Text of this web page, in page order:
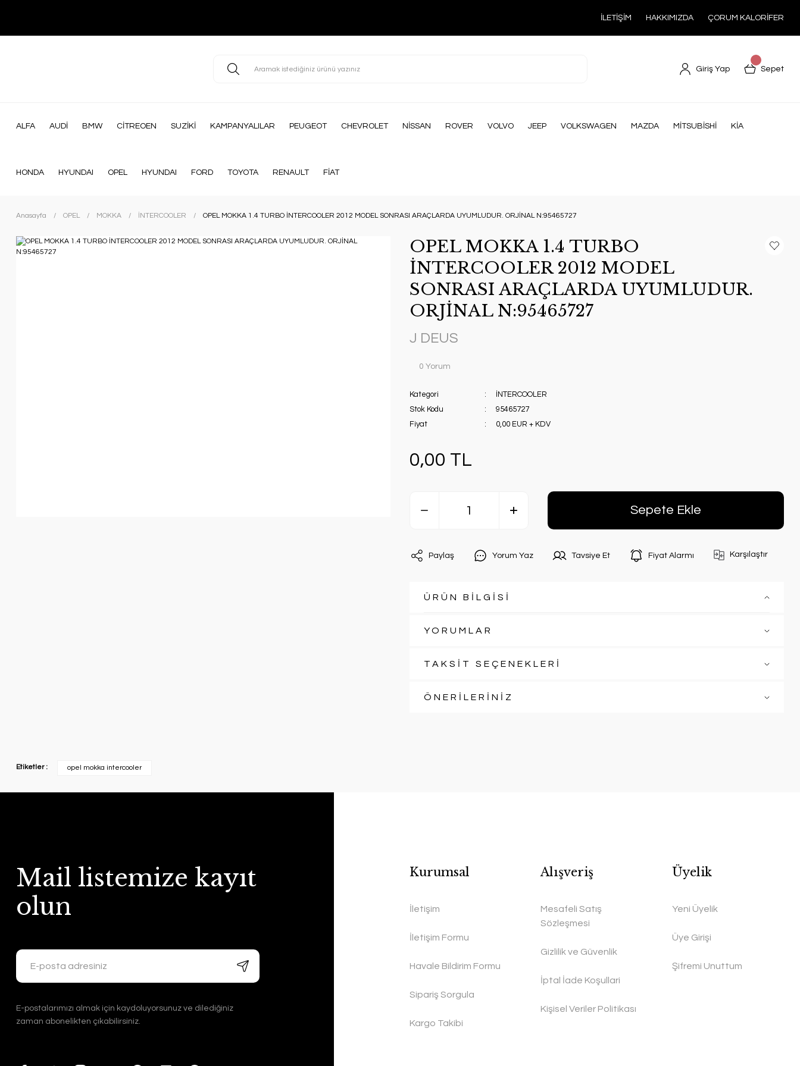
İLETİŞİM HAKKIMIZDA ÇORUM KALORİFER
Giriş Yap Sepet
ALFA AUDİ BMW CİTREOEN SUZİKİ KAMPANYALILAR PEUGEOT CHEVROLET NİSSAN ROVER VOLVO JEEP VOLKSWAGEN MAZDA MİTSUBİSHİ KİA
HONDA HYUNDAI OPEL HYUNDAI FORD TOYOTA RENAULT FİAT
Anasayfa OPEL MOKKA İNTERCOOLER OPEL MOKKA 1.4 TURBO İNTERCOOLER 2012 MODEL SONRASI ARAÇLARDA UYUMLUDUR. ORJİNAL N:95465727
OPEL MOKKA 1.4 TURBO
İNTERCOOLER 2012 MODEL
SONRASI ARAÇLARDA UYUMLUDUR.
ORJİNAL N:95465727
J DEUS
0 Yorum
Kategori
İNTERCOOLER
Stok Kodu
95465727
Fiyat
0,00 EUR + KDV
0,00 TL
Sepete Ekle
Paylaş Yorum Yaz Tavsiye Et Fiyat Alarmı Karşılaştır
ÜRÜN BİLGİSİ
YORUMLAR
TAKSİT SEÇENEKLERİ
ÖNERİLERİNİZ
Etiketler : opel mokka intercooler
Mail listemize kayıt
olun
E-postalarımızı almak için kaydoluyorsunuz ve dilediğiniz
zaman abonelikten çıkabilirsiniz.
Kurumsal
İletişim
İletişim Formu
Havale Bildirim Formu
Sipariş Sorgula
Kargo Takibi
Alışveriş
Mesafeli Satış
Sözleşmesi
Gizlilik ve Güvenlik
İptal İade Koşullari
Kişisel Veriler Politikası
Üyelik
Yeni Üyelik
Üye Girişi
Şifremi Unuttum